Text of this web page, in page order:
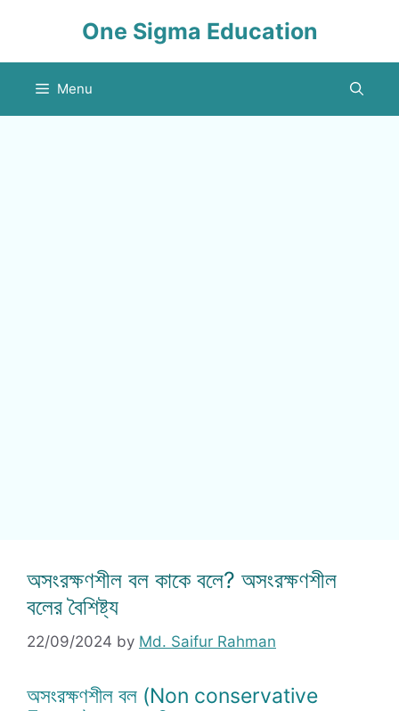
One Sigma Education
Menu
অসংরক্ষণশীল বল কাকে বলে? অসংরক্ষণশীল
বলের বৈশিষ্ট্য
22/09/2024 by Md. Saifur Rahman
অসংরক্ষণশীল বল (Non conservative